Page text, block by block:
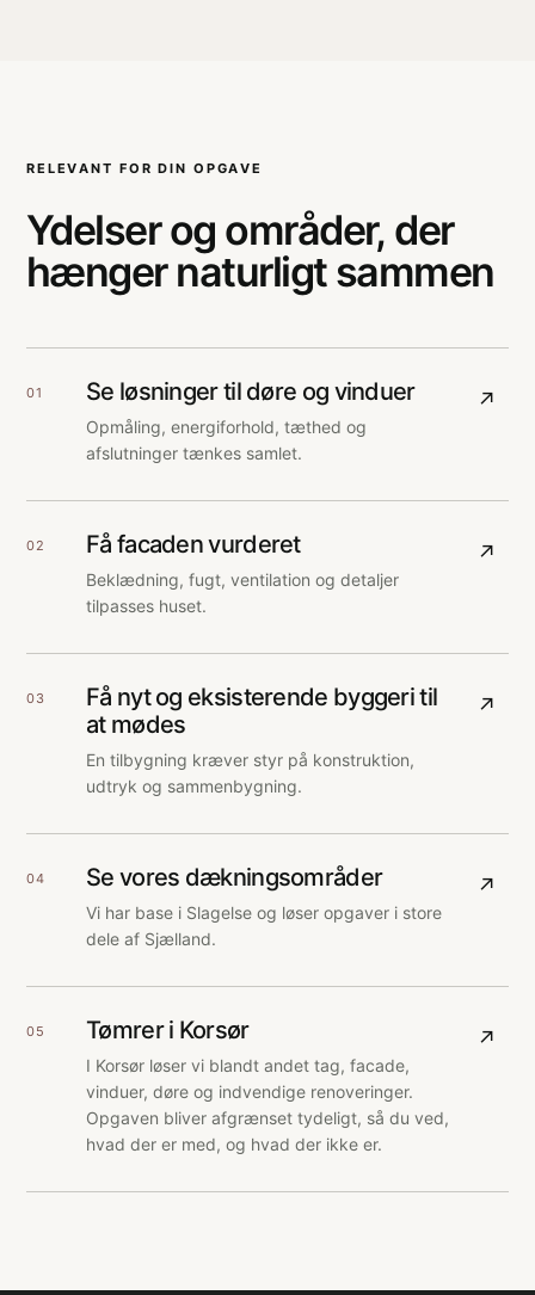
RELEVANT FOR DIN OPGAVE
Ydelser og områder, der
hænger naturligt sammen
01 Se løsninger til døre og vinduer
Opmåling, energiforhold, tæthed og
afslutninger tænkes samlet.
↗
02 Få facaden vurderet
Beklædning, fugt, ventilation og detaljer
tilpasses huset.
↗
03
Få nyt og eksisterende byggeri til
at mødes
En tilbygning kræver styr på konstruktion,
udtryk og sammenbygning.
↗
04 Se vores dækningsområder
Vi har base i Slagelse og løser opgaver i store
dele af Sjælland.
↗
05 Tømrer i Korsør
I Korsør løser vi blandt andet tag, facade,
vinduer, døre og indvendige renoveringer.
Opgaven bliver afgrænset tydeligt, så du ved,
hvad der er med, og hvad der ikke er.
↗